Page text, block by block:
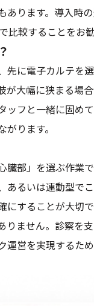
あります。導入時
比較することをお
先に電子カルテを
が大幅に狭まる場
ッフと一緒に固め
ります。
臓部」を選ぶ作業
あるいは連動型で
にすることが大切
りません。診察を
運営を実現するた